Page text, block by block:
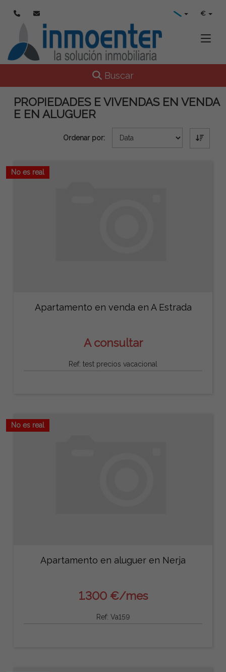
€
Toggle navigation
Buscar
PROPIEDADES E VIVENDAS EN VENDA
E EN ALUGUER
Ordenar por:
No es real
Apartamento en venda en A Estrada
A consultar
Ref: test precios vacacional
No es real
Apartamento en aluguer en Nerja
1.300 €/mes
Ref: Va159